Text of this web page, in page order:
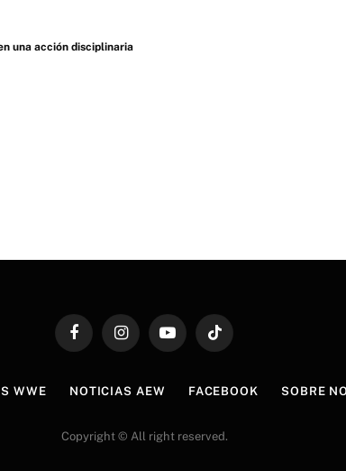
una acción disciplinaria
FacebookInstagramYouTubeTikTok
WWE NOTICIAS AEW FACEBOOK SOBRE
Copyright © All right reserved.